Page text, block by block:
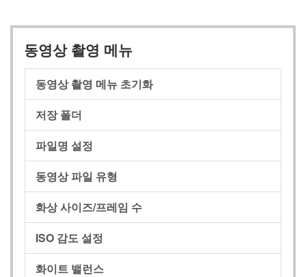
동영상 촬영 메뉴
동영상 촬영 메뉴 초기화
저장 폴더
파일명 설정
동영상 파일 유형
화상 사이즈/프레임 수
ISO 감도 설정
화이트 밸런스